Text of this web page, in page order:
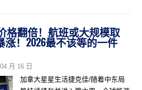
格翻倍！航班或大规模取
！2026最不该等的一件
月 16 日
加拿大星星生活捷克佳/随着中东局